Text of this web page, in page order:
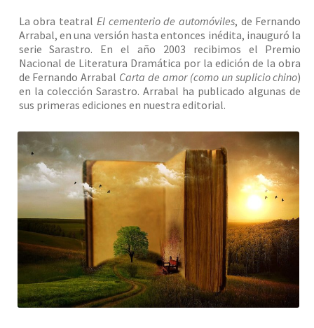
La obra teatral El cementerio de automóviles, de Fernando
Arrabal, en una versión hasta entonces inédita, inauguró la
serie Sarastro. En el año 2003 recibimos el Premio
Nacional de Literatura Dramática por la edición de la obra
de Fernando Arrabal Carta de amor (como un suplicio chino)
en la colección Sarastro. Arrabal ha publicado algunas de
sus primeras ediciones en nuestra editorial.